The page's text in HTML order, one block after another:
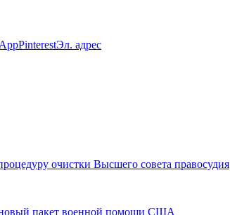
PinterestЭл. адрес
очистки Высшего совета правосудия
новый пакет военной помощи США